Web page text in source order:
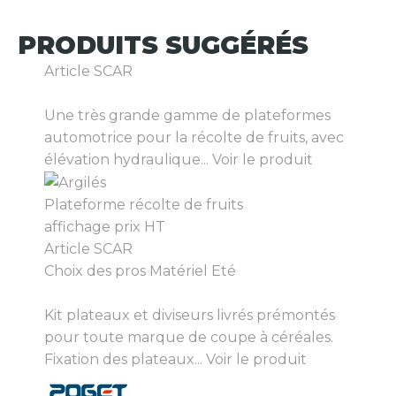
PRODUITS SUGGÉRÉS
Article SCAR
Une très grande gamme de plateformes
automotrice pour la récolte de fruits, avec
élévation hydraulique... Voir le produit
Plateforme récolte de fruits
affichage prix HT
Article SCAR
Choix des pros Matériel Eté
Kit plateaux et diviseurs livrés prémontés
pour toute marque de coupe à céréales.
Fixation des plateaux... Voir le produit